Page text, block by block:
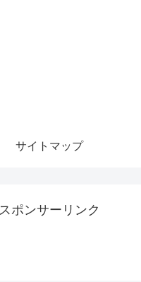
サイトマップ
スポンサーリンク